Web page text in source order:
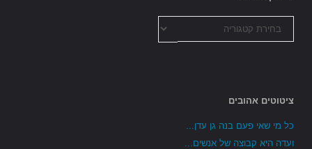
הקטגוריות
ציטוטים אהובים
כל מי שאי פעם בנה גן עדן...
ועדה היא קבוצה של אנשים...